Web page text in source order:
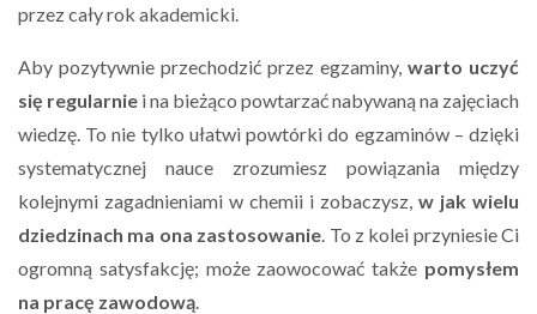
przez cały rok akademicki.
Aby pozytywnie przechodzić przez egzaminy, warto uczyć
się regularnie i na bieżąco powtarzać nabywaną na zajęciach
wiedzę. To nie tylko ułatwi powtórki do egzaminów – dzięki
systematycznej nauce zrozumiesz powiązania między
kolejnymi zagadnieniami w chemii i zobaczysz, w jak wielu
dziedzinach ma ona zastosowanie . To z kolei przyniesie Ci
ogromną satysfakcję; może zaowocować także pomysłem
na pracę zawodową